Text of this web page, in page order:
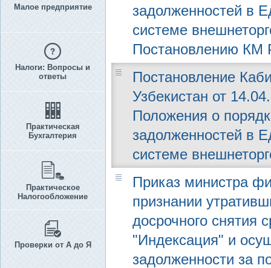
Малое предприятие
Налоги: Вопросы и
ответы
Практическая
Бухгалтерия
Практическое
Налогообложение
Проверки от А до Я
задолженностей в
системе
Постановлению КМ
Постановление
Узбекистан от
Положения о
задолженностей в
системе
Приказ министра
признании
досрочного снятия
"Индексация" и
задолженности за